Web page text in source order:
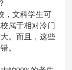
，文科学生可
属于相对冷门
。而且，这些
。